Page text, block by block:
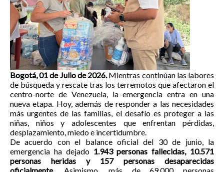
Bogotá, 01 de Julio de 2026.Mientras continúan las labores
de búsqueda y rescate tras los terremotos que afectaron el
centro-norte de Venezuela, la emergencia entra en una
nueva etapa. Hoy, además de responder a las necesidades
más urgentes de las familias, el desafío es proteger a las
niñas, niños y adolescentes que enfrentan pérdidas,
desplazamiento, miedo e incertidumbre.
De acuerdo con el balance oficial del 30 de junio, la
emergencia ha dejado 1.943 personas fallecidas, 10.571
personas heridas y 157 personas desaparecidas